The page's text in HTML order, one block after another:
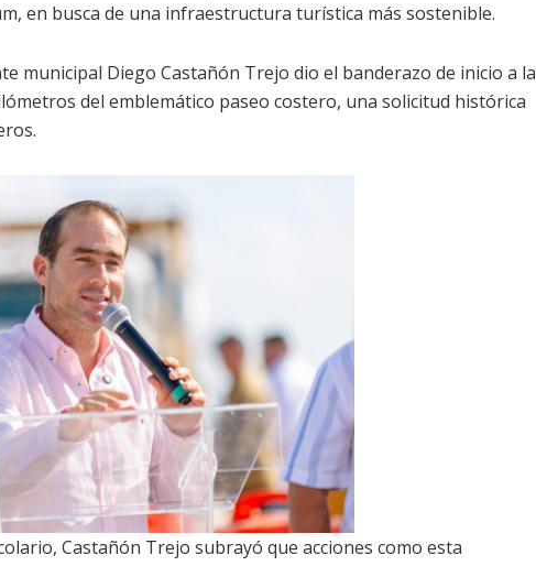
en busca de una infraestructura turística más sostenible.
municipal Diego Castañón Trejo dio el banderazo de inicio a la
del emblemático paseo costero, una solicitud histórica
Castañón Trejo subrayó que acciones como esta